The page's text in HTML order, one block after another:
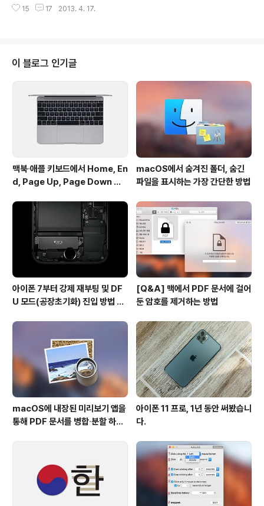
에어와 13~15" 맥북프로 레티나 디스플레이를 꽂아넣을
bolt™ Station)'이 경쟁력 확보를 위해 내세운 무기는 미
트록스 DS1이 249불에 책정된 것과 비교하면 상당히 경
쟁력 있는 가격임이 틀림없습니다. 칼디지트사는 "모바일
컴퓨터가 데스크톱에 필적할 만큼 성능이 좋아졌지만, 단
자 확장성은 휴대성 때문에 절충됐다"며, "저렴한 칼디지트
썬더볼트 스테이션의 다부지고 견고한 알루미늄 바디 덕분
에 장소를 ..
15 17 2013. 4. 17.
이 블로그 인기글
맥북∙애플 키보드에서 Home, En
d, Page Up, Page Down 키
macOS에서 숨겨진 폴더, 숨긴
파일을 표시하는 가장 간단한 방법
아이폰 7부터 강제 재부팅 및 DF
U 모드(공장초기화) 진입 방법 변
[Q&A] 맥에서 PDF 문서에 걸어
둔 암호를 제거하는 방법
macOS에 내장된 미리보기 앱을
통해 PDF 문서를 병합∙분할 하는
아이폰 11 프로, 1년 동안 써봤습니
다.